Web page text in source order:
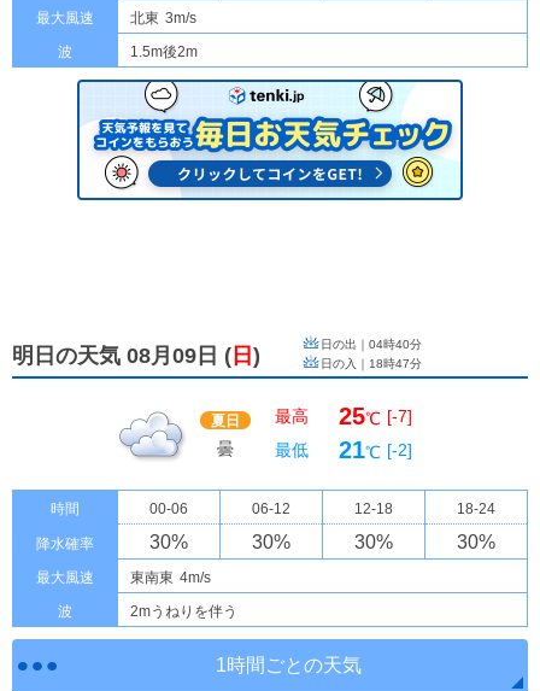
最大風速 北東 3m/s
波
1.5m後2m
明日の天気 08月09日 ( 日 ) 日の出｜ 04時40分
日の入｜ 18時47分
夏日
曇
最高 25℃ [-7]
最低
21℃ [-2]
時間 00-06 06-12 12-18 18-24
降水確率 30% 30% 30% 30%
最大風速 東南東 4m/s
波
2mうねりを伴う
1時間ごとの天気